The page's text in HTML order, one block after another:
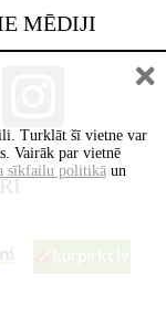
MĒDIJI
Turklāt šī vietne var
Vairāk par vietnē
sīkfailu politikāun